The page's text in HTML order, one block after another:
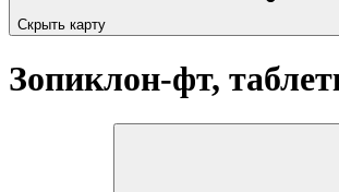
Скрыть карту
Зопиклон-фт,